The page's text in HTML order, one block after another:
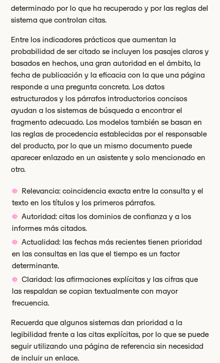
determinado por lo que ha recuperado y por las reglas del
sistema que controlan citas.
Entre los indicadores prácticos que aumentan la
probabilidad de ser citado se incluyen los pasajes claros y
basados en hechos, una gran autoridad en el ámbito, la
fecha de publicación y la eficacia con la que una página
responde a una pregunta concreta. Los datos
estructurados y los párrafos introductorios concisos
ayudan a los sistemas de búsqueda a encontrar el
fragmento adecuado. Los modelos también se basan en
las reglas de procedencia establecidas por el responsable
del producto, por lo que un mismo documento puede
aparecer enlazado en un asistente y solo mencionado en
otro.
Relevancia: coincidencia exacta entre la consulta y el
texto en los títulos y los primeros párrafos.
Autoridad: citas los dominios de confianza y a los
informes más citados.
Actualidad: las fechas más recientes tienen prioridad
en las consultas en las que el tiempo es un factor
determinante.
Claridad: las afirmaciones explícitas y las cifras que
las respaldan se copian textualmente con mayor
frecuencia.
Recuerda que algunos sistemas dan prioridad a la
legibilidad frente a las citas explícitas, por lo que se puede
seguir utilizando una página de referencia sin necesidad
de incluir un enlace.